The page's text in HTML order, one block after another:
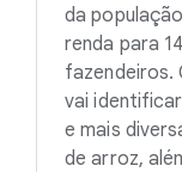
da
renda para
fazendeiros.
vai
e mais
de arroz,